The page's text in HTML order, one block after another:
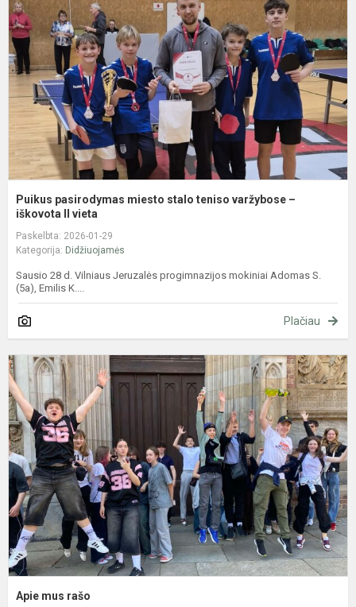
Puikus pasirodymas miesto stalo teniso varžybose –
iškovota II vieta
Paskelbta: 2026-01-29
Kategorija: Didžiuojamės
Sausio 28 d. Vilniaus Jeruzalės progimnazijos mokiniai Adomas S.
(5a), Emilis K....
Plačiau
Apie mus rašo